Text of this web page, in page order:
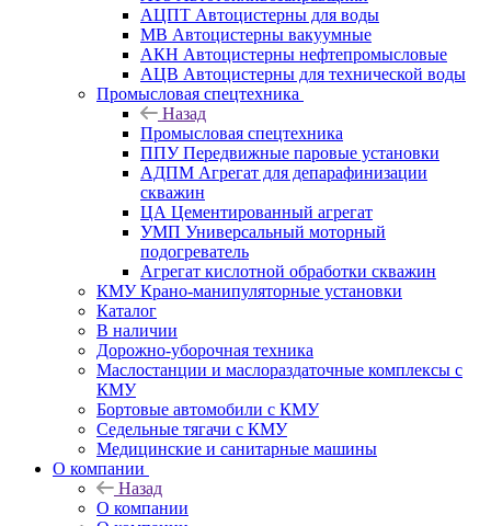
АЦПТ Автоцистерны для воды
МВ Автоцистерны вакуумные
АКН Автоцистерны нефтепромысловые
АЦВ Автоцистерны для технической воды
Промысловая спецтехника
Назад
Промысловая спецтехника
ППУ Передвижные паровые установки
АДПМ Агрегат для депарафинизации
скважин
ЦА Цементированный агрегат
УМП Универсальный моторный
подогреватель
Агрегат кислотной обработки скважин
КМУ Крано-манипуляторные установки
Каталог
В наличии
Дорожно-уборочная техника
Маслостанции и маслораздаточные комплексы с
КМУ
Бортовые автомобили с КМУ
Седельные тягачи с КМУ
Медицинские и санитарные машины
О компании
Назад
О компании